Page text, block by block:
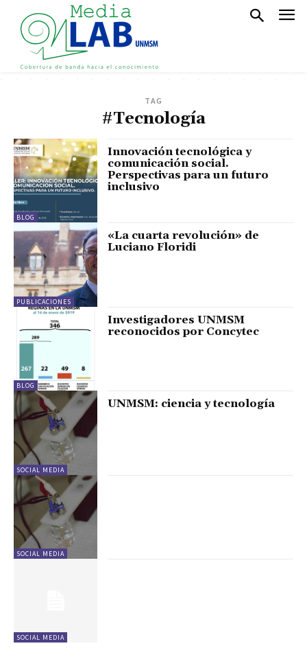
TAG
#Tecnología
BLOG
Innovación tecnológica y
comunicación social.
Perspectivas para un futuro
inclusivo
PUBLICACIONES
«La cuarta revolución» de
Luciano Floridi
BLOG
Investigadores UNMSM
reconocidos por Concytec
SOCIAL MEDIA
UNMSM: ciencia y tecnología
SOCIAL MEDIA
SOCIAL MEDIA